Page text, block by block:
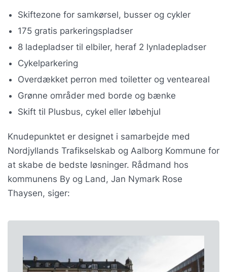
Skiftezone for samkørsel, busser og cykler
175 gratis parkeringspladser
8 ladepladser til elbiler, heraf 2 lynladepladser
Cykelparkering
Overdækket perron med toiletter og venteareal
Grønne områder med borde og bænke
Skift til Plusbus, cykel eller løbehjul
Knudepunktet er designet i samarbejde med
Nordjyllands Trafikselskab og Aalborg Kommune for
at skabe de bedste løsninger. Rådmand hos
kommunens By og Land, Jan Nymark Rose
Thaysen, siger: